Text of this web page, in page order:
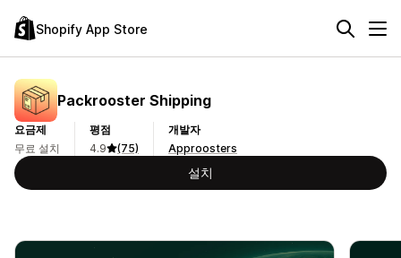
Shopify App Store
Packrooster Shipping
요금제
무료 설치
평점
4.9
(75)
개발자
Approosters
설치